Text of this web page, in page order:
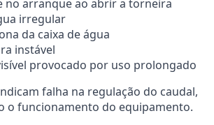
no arranque ao abrir a torneira
irregular
da caixa de água
instável
provocado por uso prolongado
falha na regulação do caudal,
o funcionamento do equipamento.